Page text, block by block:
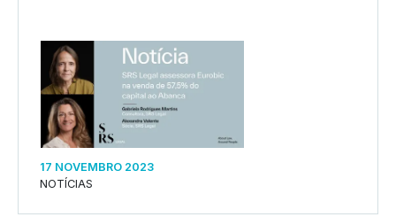
17 NOVEMBRO 2023
NOTÍCIAS